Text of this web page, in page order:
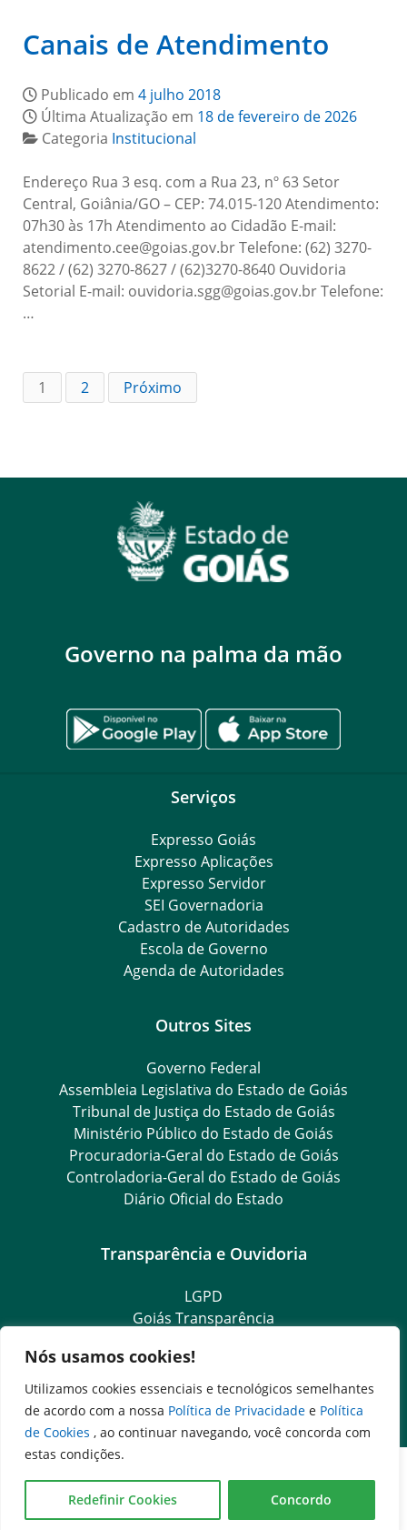
Nós usamos cookies!
Utilizamos cookies essenciais e tecnológicos semelhantes
de acordo com a nossa Política de Privacidade e Política
de Cookies , ao continuar navegando, você concorda com
estas condições.
Redefinir Cookies Concordo
Canais de Atendimento
Publicado em 4 julho 2018
Última Atualização em 18 de fevereiro de 2026
Categoria Institucional
Endereço Rua 3 esq. com a Rua 23, nº 63 Setor
Central, Goiânia/GO – CEP: 74.015-120 Atendimento:
07h30 às 17h Atendimento ao Cidadão E-mail:
atendimento.cee@goias.gov.br Telefone: (62) 3270-
8622 / (62) 3270-8627 / (62)3270-8640 Ouvidoria
Setorial E-mail: ouvidoria.sgg@goias.gov.br Telefone:
…
1 2 Próximo
Governo na palma da mão
Serviços
Expresso Goiás
Expresso Aplicações
Expresso Servidor
SEI Governadoria
Cadastro de Autoridades
Escola de Governo
Agenda de Autoridades
Outros Sites
Governo Federal
Assembleia Legislativa do Estado de Goiás
Tribunal de Justiça do Estado de Goiás
Ministério Público do Estado de Goiás
Procuradoria-Geral do Estado de Goiás
Controladoria-Geral do Estado de Goiás
Diário Oficial do Estado
Transparência e Ouvidoria
LGPD
Goiás Transparência
SIC – Serviço de Informação ao Cidadão
e-SIC – Serviço Eletrônico de Informação ao Cidadão
Ouvidoria Setorial